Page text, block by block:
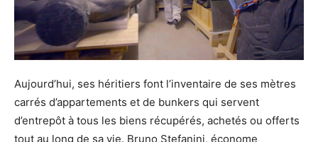
Aujourd’hui, ses héritiers font l’inventaire de ses mètres
carrés d’appartements et de bunkers qui servent
d’entrepôt à tous les biens récupérés, achetés ou offerts
tout au long de sa vie. Bruno Stefanini, économe